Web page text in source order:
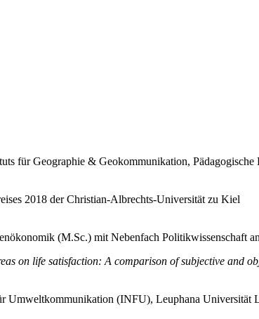
für Geographie & Geokommunikation, Pädagogische
2018 der Christian-Albrechts-Universität zu Kiel
(M.Sc.) mit Nebenfach Politikwissenschaft
on life satisfaction: A comparison of subjective and
Umweltkommunikation (INFU), Leuphana Universität